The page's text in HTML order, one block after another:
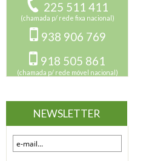
225 511 411
(chamada p/ rede fixa nacional)
938 906 769
918 505 861
(chamada p/ rede móvel nacional)
NEWSLETTER